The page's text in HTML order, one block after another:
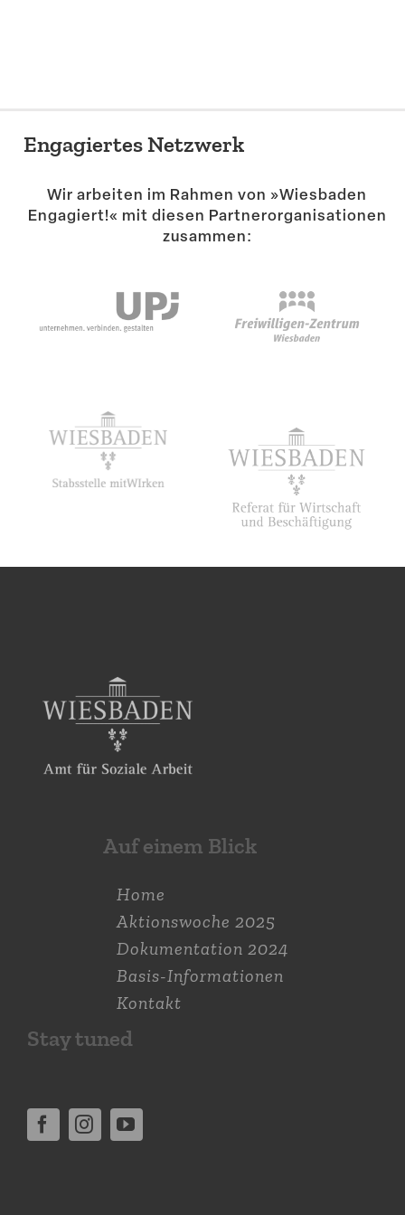
Engagiertes Netzwerk
Wir arbeiten im Rahmen von »Wiesbaden
Engagiert!« mit diesen Partner­or­ga­ni­sa­tionen
zusammen:
Auf einem Blick
Home
Aktions­woche 2025
Dokumen­tation 2024
Basis-Informationen
Kontakt
Stay tuned